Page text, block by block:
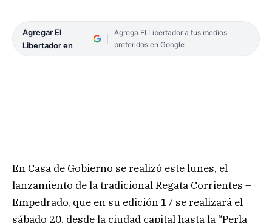
Agregar El
Libertador en
Agrega El Libertador a tus medios
preferidos en Google
En Casa de Gobierno se realizó este lunes, el
lanzamiento de la tradicional Regata Corrientes –
Empedrado, que en su edición 17 se realizará el
sábado 20, desde la ciudad capital hasta la “Perla